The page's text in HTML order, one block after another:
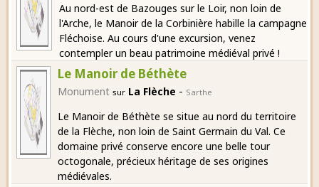
Au nord-est de Bazouges sur le Loir, non loin de
l'Arche, le Manoir de la Corbinière habille la campagne
Fléchoise. Au cours d'une excursion, venez
contempler un beau patrimoine médiéval privé !
Le Manoir de Béthète
Monument sur La Flèche - Sarthe
Le Manoir de Béthète se situe au nord du territoire
de la Flèche, non loin de Saint Germain du Val. Ce
domaine privé conserve encore une belle tour
octogonale, précieux héritage de ses origines
médiévales.